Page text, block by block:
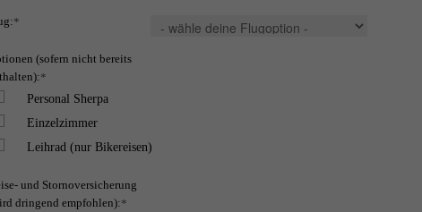
*
(sofern nicht bereits
*
Personal Sherpa
Einzelzimmer
Leihrad (nur Bikereisen)
und Stornoversicherung
dringend empfohlen):*